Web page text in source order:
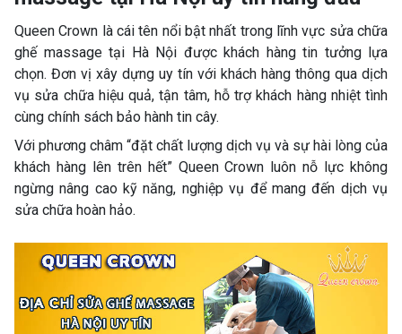
Queen Crown là cái tên nổi bật nhất trong lĩnh vực sửa chữa
ghế massage tại Hà Nội được khách hàng tin tưởng lựa
chọn. Đơn vị xây dựng uy tín với khách hàng thông qua dịch
vụ sửa chữa hiệu quả, tận tâm, hỗ trợ khách hàng nhiệt tình
cùng chính sách bảo hành tin cây.
Với phương châm “đặt chất lượng dịch vụ và sự hài lòng của
khách hàng lên trên hết” Queen Crown luôn nỗ lực không
ngừng nâng cao kỹ năng, nghiệp vụ để mang đến dịch vụ
sửa chữa hoàn hảo.